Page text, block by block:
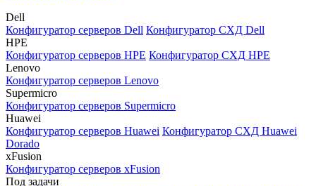
Dell
Конфигуратор серверов Dell Конфигуратор СХД Dell
HPE
Конфигуратор серверов HPE Конфигуратор СХД HPE
Lenovo
Конфигуратор серверов Lenovo
Supermicro
Конфигуратор серверов Supermicro
Huawei
Конфигуратор серверов Huawei Конфигуратор СХД Huawei
Dorado
xFusion
Конфигуратор серверов xFusion
Под задачи